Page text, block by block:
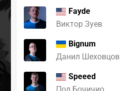
Fayde
Виктор Зуев
Bignum
Данил Шеховцов
Speeed
Пол Бочичио